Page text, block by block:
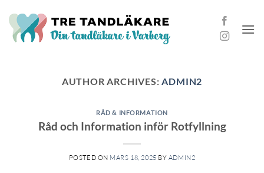
content
AUTHOR ARCHIVES:ADMIN2
RÅD & INFORMATION
Råd och Information inför Rotfyllning
POSTED ON MARS 18, 2025 BY ADMIN2